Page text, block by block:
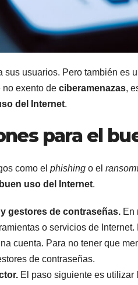
sus usuarios. Pero también es
no exento de ciberamenazas,
del Internet.
para el
como el phishing o el
uso del Internet.
gestores de contraseñas. En
o servicios de
cuenta. Para no tener que
de contraseñas.
El paso siguiente es utilizar